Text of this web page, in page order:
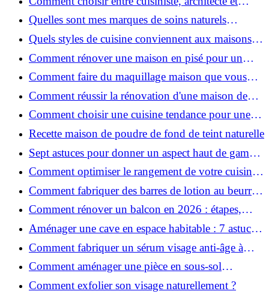
contractant général à Voiron ?
Quelles sont mes marques de soins naturels
préférées ?
Quels styles de cuisine conviennent aux maisons et
appartements du Voironnais ?
Comment rénover une maison en pisé pour un
habitat sain et performant ?
Comment faire du maquillage maison que vous
utiliserez vraiment ?
Comment réussir la rénovation d'une maison de
ville en 2026 ?
Comment choisir une cuisine tendance pour une
rénovation en 2026 ?
Recette maison de poudre de fond de teint naturelle
Sept astuces pour donner un aspect haut de gamme
à votre cuisine
Comment optimiser le rangement de votre cuisine
et gagner de la place ?
Comment fabriquer des barres de lotion au beurre
de karité ?
Comment rénover un balcon en 2026 : étapes,
budget et matériaux ?
Aménager une cave en espace habitable : 7 astuces
essentielles
Comment fabriquer un sérum visage anti-âge à
l'huile de rose musquée ?
Comment aménager une pièce en sous-sol
efficacement ?
Comment exfolier son visage naturellement ?